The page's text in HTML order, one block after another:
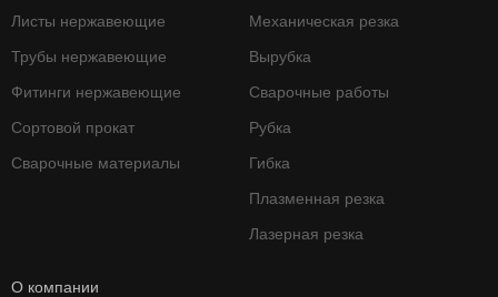
Листы нержавеющие
Трубы нержавеющие
Фитинги нержавеющие
Сортовой прокат
Сварочные материалы
Механическая резка
Вырубка
Сварочные работы
Рубка
Гибка
Плазменная резка
Лазерная резка
О компании